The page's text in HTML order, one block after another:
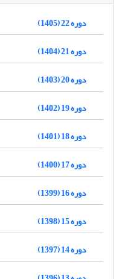
دوره 22 (1405)
دوره 21 (1404)
دوره 20 (1403)
دوره 19 (1402)
دوره 18 (1401)
دوره 17 (1400)
دوره 16 (1399)
دوره 15 (1398)
دوره 14 (1397)